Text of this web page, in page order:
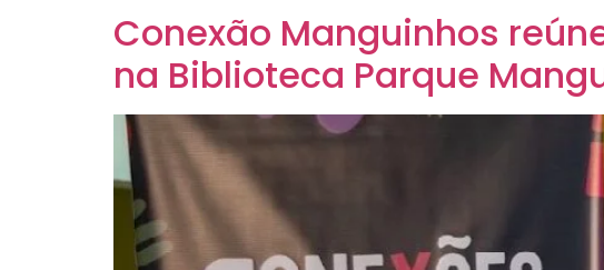
Conexão Manguinhos
na Biblioteca Parque